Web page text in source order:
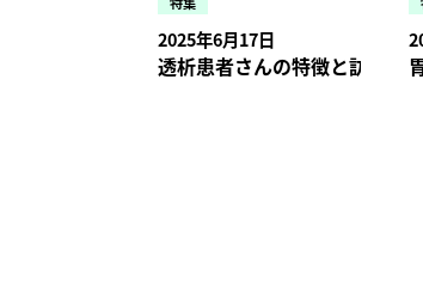
2025年6月17日
透析患者さんの特徴と訪問時